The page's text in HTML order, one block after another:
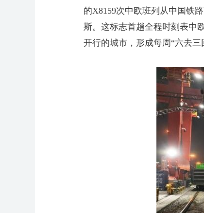
的X8159次中欧班列从中国铁
斯。这标志首趟全程时刻表中
开行的城市，形成每周“六去三